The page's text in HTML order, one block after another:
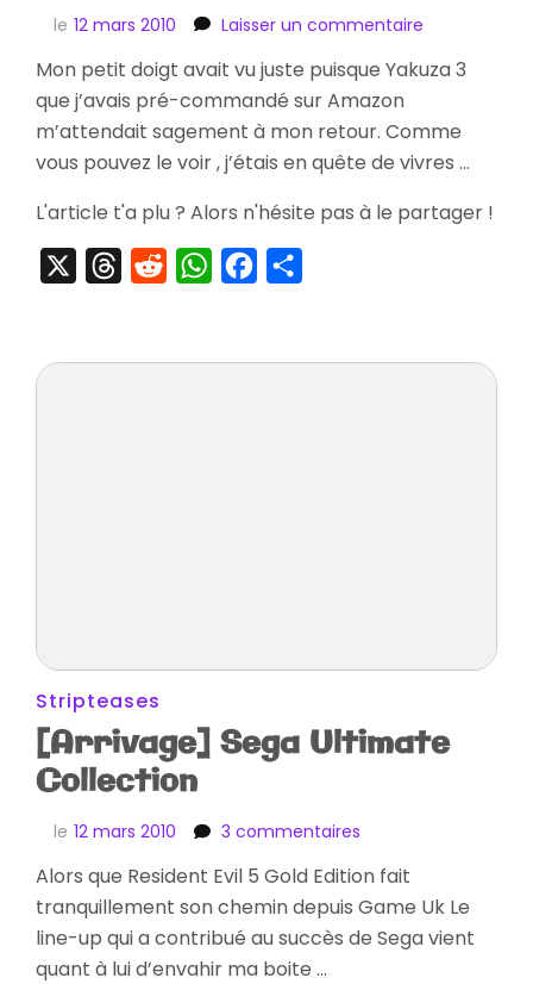
le 12 mars 2010 Laisser un commentaire
Yakuza
Mon petit doigt avait vu juste puisque Yakuza 3
que j’avais pré-commandé sur Amazon
m’attendait sagement à mon retour. Comme
vous pouvez le voir , j’étais en quête de vivres …
L'article t'a plu ? Alors n'hésite pas à le partager !
ThreadsRedditWhatsAppFacebook
Stripteases
[Arrivage] Sega Ultimate
Collection
le 12 mars 2010 3 commentaires
Sega
Ultimate
Collection
Alors que Resident Evil 5 Gold Edition fait
tranquillement son chemin depuis Game Uk Le
line-up qui a contribué au succès de Sega vient
quant à lui d’envahir ma boite …